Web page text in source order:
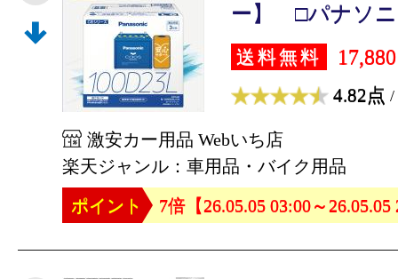
ー】 □パナソニ
送料無料
4.82点 /
激安カー用品 Webいち店
楽天ジャンル：車用品・バイク用品
ポイント
7倍【26.05.05 03:00～26.05.05